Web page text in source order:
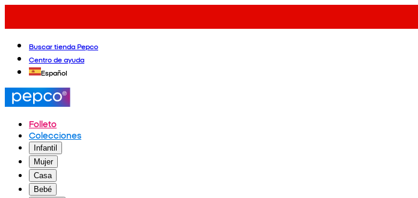
Buscar tienda Pepco
Centro de ayuda
Español
Folleto
Colecciones
Infantil
Mujer
Casa
Bebé